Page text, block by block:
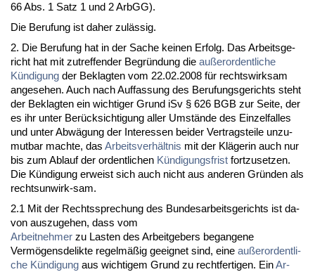
66 Abs. 1 Satz 1 und 2 ArbGG).
Die Be­ru­fung ist da­her zulässig.
2. Die Be­ru­fung hat in der Sa­che kei­nen Er­folg. Das Ar­beits­ge­
richt hat mit zu­tref­fen­der Be­gründung die außer­or­dent­li­che
Kündi­gung der Be­klag­ten vom 22.02.2008 für rechts­wirk­sam
an­ge­se­hen. Auch nach Auf­fas­sung des Be­ru­fungs­ge­richts steht
der Be­klag­ten ein wich­ti­ger Grund iSv § 626 BGB zur Sei­te, der
es ihr un­ter Berück­sich­ti­gung al­ler Umstände des Ein­zel­fal­les
und un­ter Abwägung der In­ter­es­sen bei­der Ver­trags­tei­le un­zu­
mut­bar mach­te, das Ar­beits­verhält­nis mit der Kläge­rin auch nur
bis zum Ab­lauf der or­dent­li­chen Kündi­gungs­frist fort­zu­set­zen.
Die Kündi­gung er­weist sich auch nicht aus an­de­ren Gründen als
rechts­un­wirk-sam.
2.1 Mit der Rechts­spre­chung des Bun­des­ar­beits­ge­richts ist da­
von aus­zu­ge­hen, dass vom
Ar­beit­neh­mer zu Las­ten des Ar­beit­ge­bers be­gan­ge­ne
Vermögens­de­lik­te re­gelmäßig ge­eig­net sind, ei­ne außer­or­dent­li­
che Kündi­gung aus wich­ti­gem Grund zu recht­fer­ti­gen. EinAr­